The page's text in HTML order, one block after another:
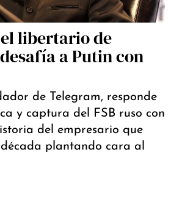
libertario de
a Putin con
de Telegram, responde
y captura del FSB ruso con
del empresario que
década plantando cara al